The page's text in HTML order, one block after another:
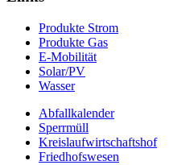
Produkte Strom
Produkte Gas
E-Mobilität
Solar/PV
Wasser
Abfallkalender
Sperrmüll
Kreislaufwirtschaftshof
Friedhofswesen